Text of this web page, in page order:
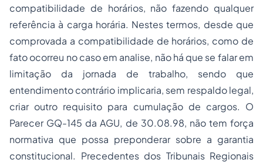
compatibilidade de horários, não fazendo qualquer
referência à carga horária. Nestes termos, desde que
comprovada a compatibilidade de horários, como de
fato ocorreu no caso em analise, não há que se falar em
limitação da jornada de trabalho, sendo que
entendimento contrário implicaria, sem respaldo legal,
criar outro requisito para cumulação de cargos. O
Parecer GQ-145 da AGU, de 30.08.98, não tem força
normativa que possa preponderar sobre a garantia
constitucional. Precedentes dos Tribunais Regionais